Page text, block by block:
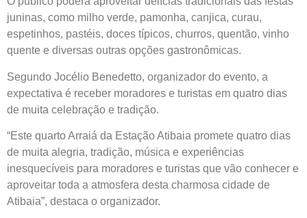
juninas, como milho verde, pamonha, canjica, curau,
espetinhos, pastéis, doces típicos, churros, quentão, vinho
quente e diversas outras opções gastronômicas.
Segundo Jocélio Benedetto, organizador do evento, a
expectativa é receber moradores e turistas em quatro dias
de muita celebração e tradição.
“Este quarto Arraiá da Estação Atibaia promete quatro dias
de muita alegria, tradição, música e experiências
inesquecíveis para moradores e turistas que vão conhecer e
aproveitar toda a atmosfera desta charmosa cidade de
Atibaia”, destaca o organizador.